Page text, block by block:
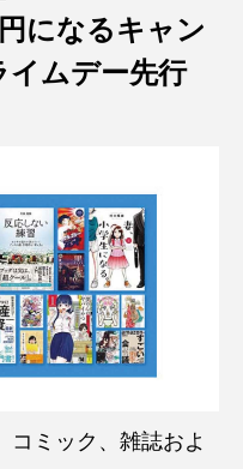
になるキャン
イムデー先行
コミック、雑誌およ